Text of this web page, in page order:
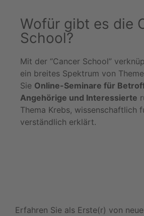
Wofür gibt es die
School?
Mit der “Cancer School”
ein breites Spektrum von
Sie Online-Seminare für
Angehörige und Interessierte
Thema Krebs, wissenschaftlich
verständlich erklärt.
Erfahren Sie als Erste(r) von